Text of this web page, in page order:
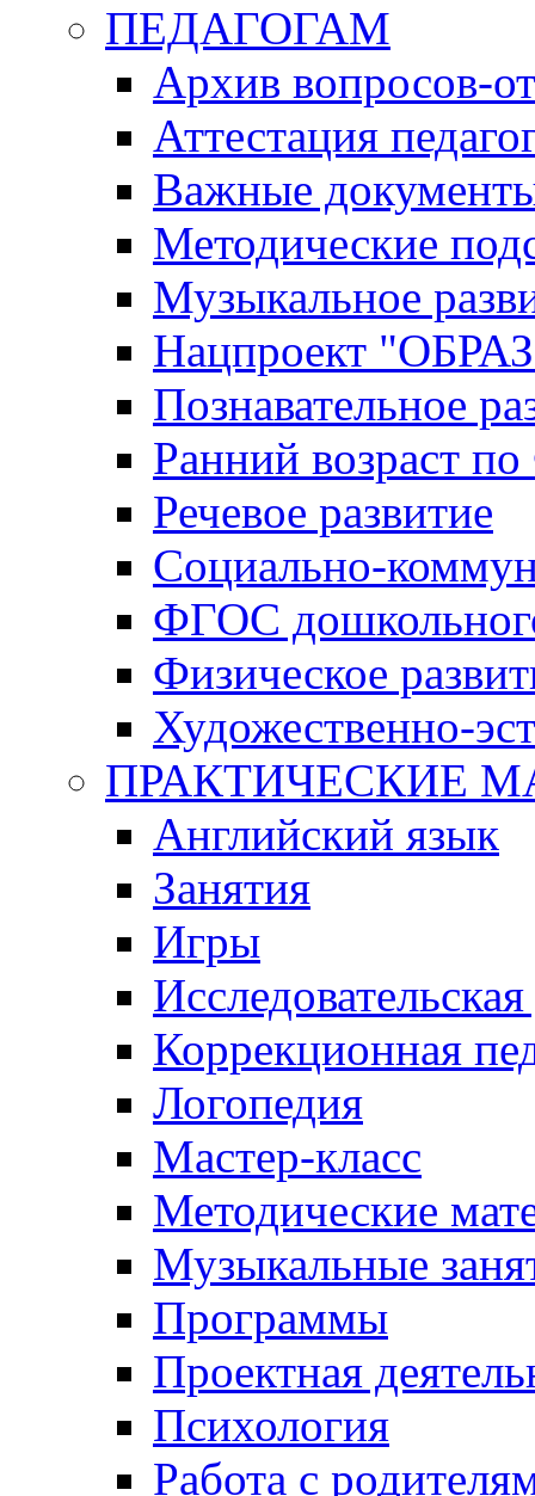
ПЕДАГОГАМ
Архив вопросов-
Аттестация
Важные
Методические
Музыкальное
Нацпроект
Познавательное
Ранний возраст
Речевое развитие
Социально-
ФГОС
Физическое
Художественно-
ПРАКТИЧЕСКИЕ
Английский язык
Занятия
Игры
Коррекционная
Логопедия
Мастер-класс
Методические
Музыкальные
Программы
Проектная
Психология
Работа с